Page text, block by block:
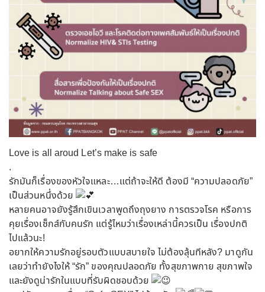
Love is all aroud Let’s make is safe
.
รักมันก็เรื่องของหัวใจแหละ…แต่ถ้าจะให้ดี ต้องมี “ความปลอดภัย”
เป็นส่วนหนึ่งด้วย
หลายคนอาจยังรู้สึกเขินเวลาพูดถึงถุงยาง การตรวจโรค หรือการ
คุยเรื่องเซ็กส์กับคนรัก แต่รู้ไหมว่าเรื่องเหล่านี้ควรเป็น เรื่องปกติ
ไปแล้วนะ!
อยากให้ความรักอยู่รอบตัวแบบสบายใจ ไม่ต้องลุ้นทีหลัง? มาดูกัน
เลยว่าทำยังไงให้ “รัก” ของคุณปลอดภัย ทั้งสุขภาพกาย สุขภาพใจ
และยังดูน่ารักในแบบที่รับผิดชอบด้วย